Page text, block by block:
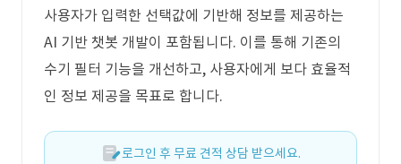
사용자가 입력한 선택값에 기반해 정보를 제공하는
AI 기반 챗봇 개발이 포함됩니다. 이를 통해 기존의
수기 필터 기능을 개선하고, 사용자에게 보다 효율적
인 정보 제공을 목표로 합니다.
로그인 후 무료 견적 상담 받으세요.